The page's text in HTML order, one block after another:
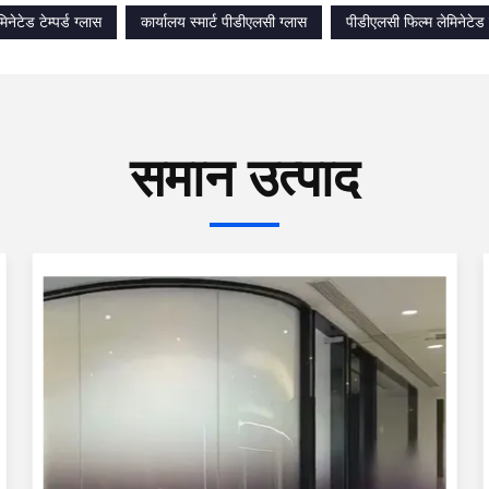
टेम्पर्ड ग्लास
कार्यालय स्मार्ट पीडीएलसी ग्लास पीडीएलसी फिल्म लेमिनेटेड
समान उत्पाद